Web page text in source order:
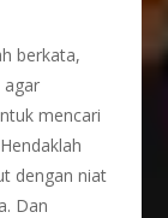
berkata,
agar
mencari
dengan niat
Dan